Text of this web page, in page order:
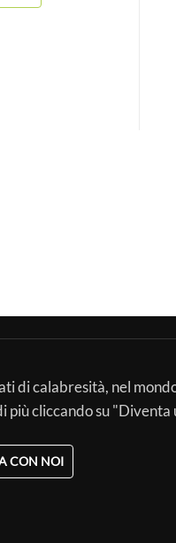
di calabresità, nel
più cliccando su "Diventa
CON NOI